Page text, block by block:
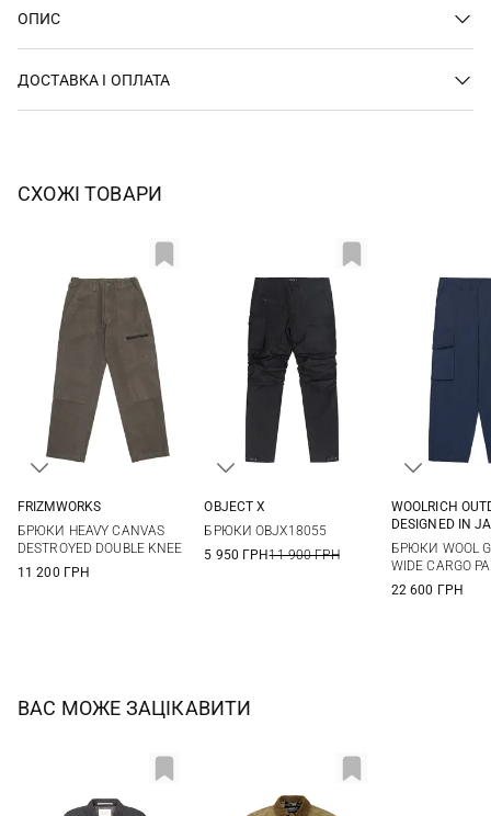
ОПИС
ДОСТАВКА І ОПЛАТА
СХОЖІ ТОВАРИ
FRIZMWORKS
БРЮКИ HEAVY CANVAS
DESTROYED DOUBLE KNEE
11 200 ГРН
OBJECT X
БРЮКИ OBJX18055
5 950 ГРН11 900 ГРН
S M
WOOLRICH
DESIGNED IN
БРЮКИ WOOL
WIDE CARGO
22 600 ГРН
ВАС МОЖЕ ЗАЦІКАВИТИ